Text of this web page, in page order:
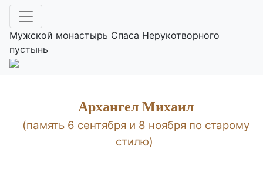
Мужской монастырь Спаса Нерукотворного
пустынь
Акафист Архангелу
Михаилу
Богослужебная литература
Архангел Михаил
(память 6 сентября и 8 ноября по старому
стилю)